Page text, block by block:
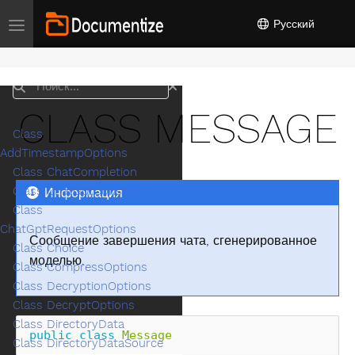
Toggle navigation Русский
CLASS MESSAGE
Информация
Сообщение завершения чата, сгенерированное
моделью.
public class Message
Поиск
Class
AddTimestampOptions
Class ChatCompletion
Class ChatGptConsts
Class
ChatGptRequestOptions
Class Choice
Class CompressOptions
Class DecryptionOptions
Class DecryptOptions
Class DirectoryData
Class DirectoryDataSource